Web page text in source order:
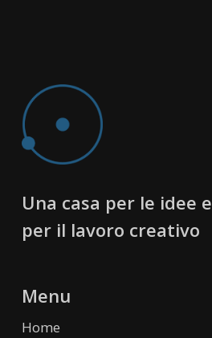
Una casa per le idee e
per il lavoro creativo
Menu
Home